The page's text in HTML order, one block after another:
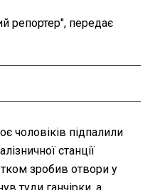
репортер", передає
чоловіків підпалили
станції
зробив отвори у